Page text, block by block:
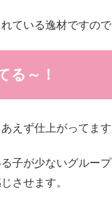
ている逸材ですの
る～！
えず仕上がってます
子が少ないグルー
させます。